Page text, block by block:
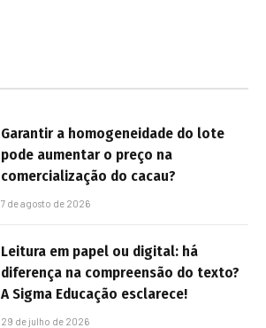
Garantir a homogeneidade do lote
pode aumentar o preço na
comercialização do cacau?
7 de agosto de 2026
Leitura em papel ou digital: há
diferença na compreensão do texto?
A Sigma Educação esclarece!
29 de julho de 2026